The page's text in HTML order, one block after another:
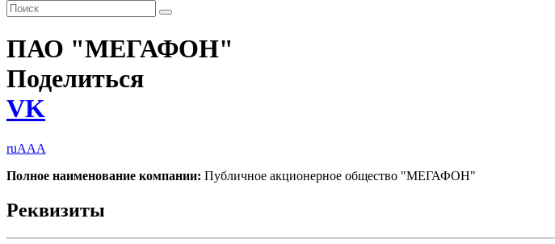
ПАО "МЕГАФОН"
Поделиться
VK
ruAAA
Полное наименование компании: Публичное акционерное общество "МЕГАФОН"
Реквизиты